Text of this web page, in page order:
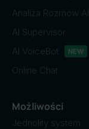
Analiza Rozmów AI
AI Supervisor
AI VoiceBot
NEW
Online Chat
Możliwości
Jednolity system